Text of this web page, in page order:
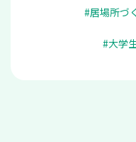
#居場所づ
#大学